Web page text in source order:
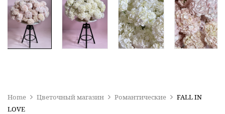
Home Цветочный магазин Романтические
FALL IN
LOVE